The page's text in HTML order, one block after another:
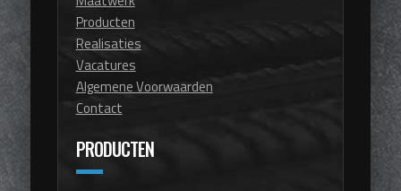
Producten
Realisaties
Vacatures
Algemene Voorwaarden
Contact
PRODUCTEN